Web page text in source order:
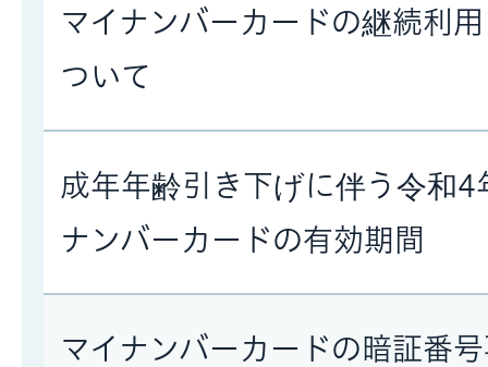
マイナンバーカードの継続利
ついて
成年年齢引き下げに伴う令和
ナンバーカードの有効期間
マイナンバーカードの暗証番